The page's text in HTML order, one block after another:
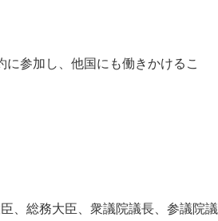
参加し、他国にも働きかけるこ
、総務大臣、衆議院議長、参議院議